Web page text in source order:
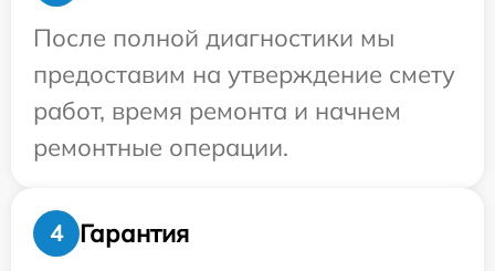
После полной диагностики мы
предоставим на утверждение смету
работ, время ремонта и начнем
ремонтные операции.
4
Гарантия